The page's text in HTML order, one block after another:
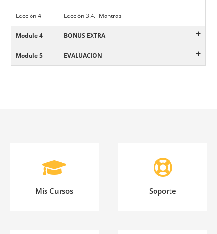
Lección 4 Lección 3.4.- Mantras
Module 4 BONUS EXTRA +
Module 5 EVALUACION +
Mis Cursos Soporte